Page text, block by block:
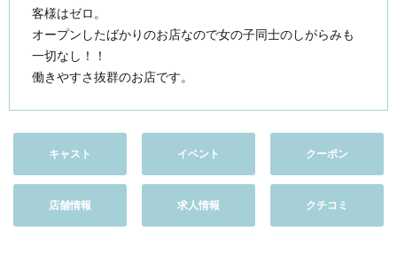
客様はゼロ。
オープンしたばかりのお店なので女の子同士のしがらみも
一切なし！！
働きやすさ抜群のお店です。
キャスト イベント クーポン
店舗情報 求人情報 クチコミ